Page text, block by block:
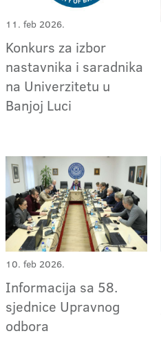
11. feb 2026.
Konkurs za izbor
nastavnika i saradnika
na Univerzitetu u
Banjoj Luci
10. feb 2026.
Informacija sa 58.
sjednice Upravnog
odbora